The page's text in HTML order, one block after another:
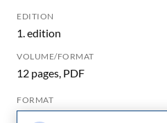
EDITION
1. edition
VOLUME/FORMAT
12 pages, PDF
FORMAT